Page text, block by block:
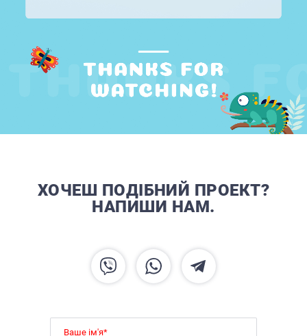
ХОЧЕШ ПОДІБНИЙ ПРОЕКТ?
НАПИШИ НАМ.